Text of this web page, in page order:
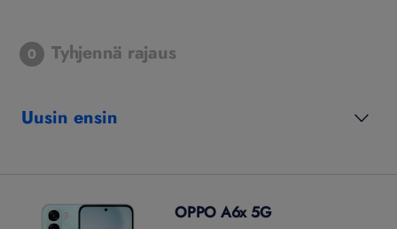
0 Tyhjennä rajaus
Uusin ensin
OPPO A6x 5G